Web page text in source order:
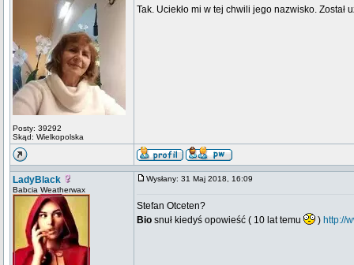
Posty: 39292
Skąd: Wielkopolska
Tak. Uciekło mi w tej chwili jego nazwisko. Został
LadyBlack
Babcia Weatherwax
Wysłany: 31 Maj 2018, 16:09
Stefan Otceten?
Bio snuł kiedyś opowieść ( 10 lat temu ) http://